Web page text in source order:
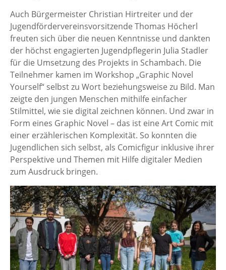
Auch Bürgermeister Christian Hirtreiter und der
Jugendfördervereinsvorsitzende Thomas Höcherl
freuten sich über die neuen Kenntnisse und dankten
der höchst engagierten Jugendpflegerin Julia Stadler
für die Umsetzung des Projekts in Schambach. Die
Teilnehmer kamen im Workshop „Graphic Novel
Yourself“ selbst zu Wort beziehungsweise zu Bild. Man
zeigte den jungen Menschen mithilfe einfacher
Stilmittel, wie sie digital zeichnen können. Und zwar in
Form eines Graphic Novel – das ist eine Art Comic mit
einer erzählerischen Komplexität. So konnten die
Jugendlichen sich selbst, als Comicfigur inklusive ihrer
Perspektive und Themen mit Hilfe digitaler Medien
zum Ausdruck bringen.